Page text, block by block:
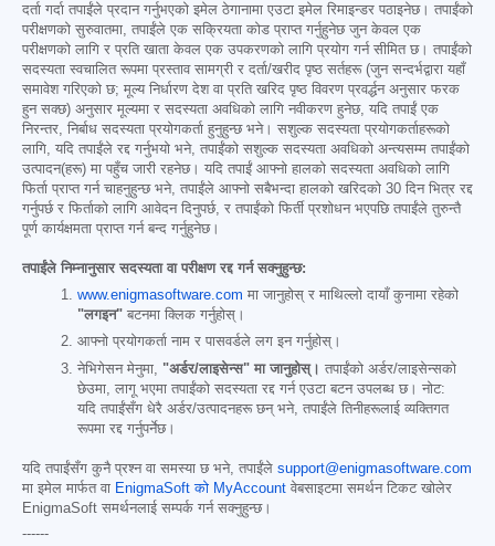
दर्ता गर्दा तपाईंले प्रदान गर्नुभएको इमेल ठेगानामा एउटा इमेल रिमाइन्डर पठाइनेछ। तपाईंको
परीक्षणको सुरुवातमा, तपाईंले एक सक्रियता कोड प्राप्त गर्नुहुनेछ जुन केवल एक
परीक्षणको लागि र प्रति खाता केवल एक उपकरणको लागि प्रयोग गर्न सीमित छ। तपाईंको
सदस्यता स्वचालित रूपमा प्रस्ताव सामग्री र दर्ता/खरीद पृष्ठ सर्तहरू (जुन सन्दर्भद्वारा यहाँ
समावेश गरिएको छ; मूल्य निर्धारण देश वा प्रति खरिद पृष्ठ विवरण प्रवर्द्धन अनुसार फरक
हुन सक्छ) अनुसार मूल्यमा र सदस्यता अवधिको लागि नवीकरण हुनेछ, यदि तपाईं एक
निरन्तर, निर्बाध सदस्यता प्रयोगकर्ता हुनुहुन्छ भने। सशुल्क सदस्यता प्रयोगकर्ताहरूको
लागि, यदि तपाईंले रद्द गर्नुभयो भने, तपाईंको सशुल्क सदस्यता अवधिको अन्त्यसम्म तपाईंको
उत्पादन(हरू) मा पहुँच जारी रहनेछ। यदि तपाईं आफ्नो हालको सदस्यता अवधिको लागि
फिर्ता प्राप्त गर्न चाहनुहुन्छ भने, तपाईंले आफ्नो सबैभन्दा हालको खरिदको 30 दिन भित्र रद्द
गर्नुपर्छ र फिर्ताको लागि आवेदन दिनुपर्छ, र तपाईंको फिर्ती प्रशोधन भएपछि तपाईंले तुरुन्तै
पूर्ण कार्यक्षमता प्राप्त गर्न बन्द गर्नुहुनेछ।
तपाईंले निम्नानुसार सदस्यता वा परीक्षण रद्द गर्न सक्नुहुन्छ:
www.enigmasoftware.com मा जानुहोस् र माथिल्लो दायाँ कुनामा रहेको
"लगइन" बटनमा क्लिक गर्नुहोस्।
आफ्नो प्रयोगकर्ता नाम र पासवर्डले लग इन गर्नुहोस्।
नेभिगेसन मेनुमा, "अर्डर/लाइसेन्स" मा जानुहोस्। तपाईंको अर्डर/लाइसेन्सको
छेउमा, लागू भएमा तपाईंको सदस्यता रद्द गर्न एउटा बटन उपलब्ध छ। नोट:
यदि तपाईंसँग धेरै अर्डर/उत्पादनहरू छन् भने, तपाईंले तिनीहरूलाई व्यक्तिगत
रूपमा रद्द गर्नुपर्नेछ।
यदि तपाईंसँग कुनै प्रश्न वा समस्या छ भने, तपाईंले support@enigmasoftware.com
मा इमेल मार्फत वा EnigmaSoft को MyAccount वेबसाइटमा समर्थन टिकट खोलेर
EnigmaSoft समर्थनलाई सम्पर्क गर्न सक्नुहुन्छ।
------